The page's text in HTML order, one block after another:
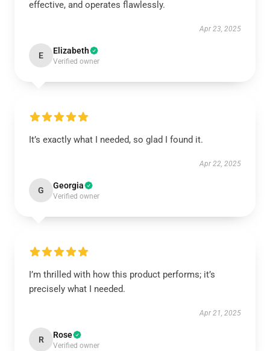
effective, and operates flawlessly.
Apr 23, 2025
E Elizabeth
Verified owner
It’s exactly what I needed, so glad I found it.
Apr 22, 2025
G Georgia
Verified owner
I’m thrilled with how this product performs; it’s
precisely what I needed.
Apr 21, 2025
R Rose
Verified owner